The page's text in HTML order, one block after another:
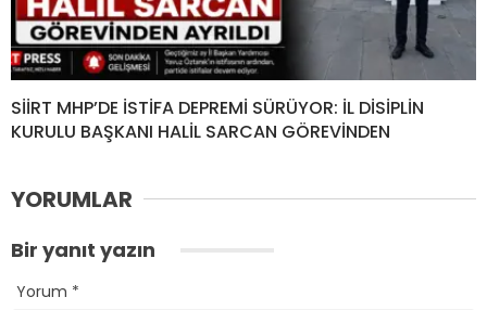
SİİRT MHP’DE İSTİFA DEPREMİ SÜRÜYOR: İL DİSİPLİN
KURULU BAŞKANI HALİL SARCAN GÖREVİNDEN
YORUMLAR
Bir yanıt yazın
Yorum *